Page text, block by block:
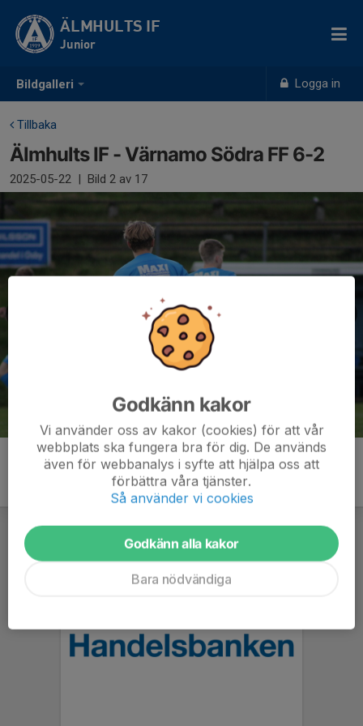
Bildgalleri Logga in
ÄLMHULTS IF
Junior
Tillbaka
Älmhults IF - Värnamo Södra FF 6-2
2025-05-22 | Bild 2 av 17
Godkänn kakor
Vi använder oss av kakor (cookies) för att vår
webbplats ska fungera bra för dig. De används
även för webbanalys i syfte att hjälpa oss att
förbättra våra tjänster.
Så använder vi cookies
Godkänn alla kakor
Bara nödvändiga